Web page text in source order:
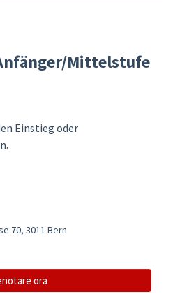
Mittelstufe
Einstieg oder
70, 3011 Bern
ora